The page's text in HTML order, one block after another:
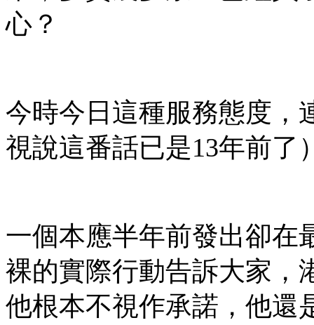
心？
今時今日這種服務態度，
視說這番話已是13年前了
一個本應半年前發出卻在
裸的實際行動告訴大家，
他根本不視作承諾，他還